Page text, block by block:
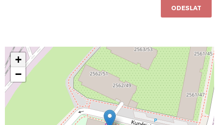
ODESLAT
+
−